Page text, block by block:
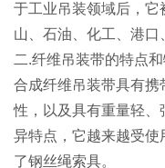
于工业吊装领域后，
山、石油、化工、港口
二.纤维吊装带的特点和
合成纤维吊装带具有
性，以及具有重量轻
异特点，它越来越受
了钢丝绳索具。